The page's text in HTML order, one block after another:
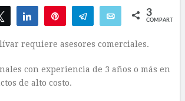
Twittear Compartir Telegram Email 3
COMPARTIR
requiere asesores comerciales.
con experiencia de 3 años o más en
de alto costo.